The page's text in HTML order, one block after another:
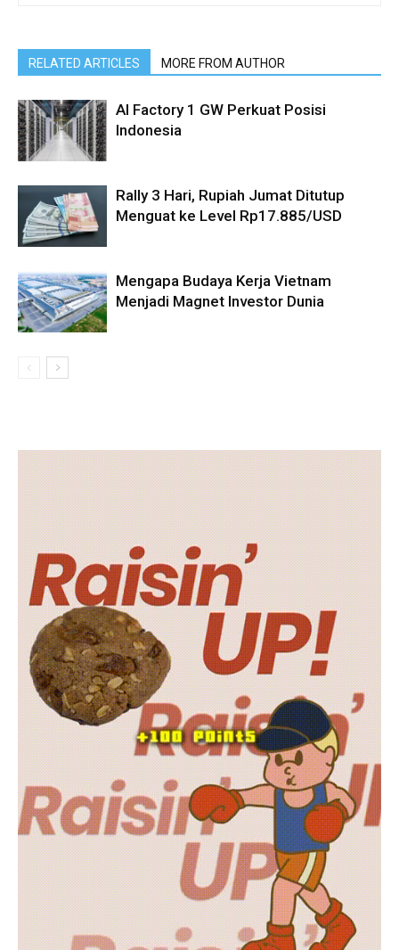
RELATED ARTICLES MORE FROM AUTHOR
AI Factory 1 GW Perkuat Posisi
Indonesia
Rally 3 Hari, Rupiah Jumat Ditutup
Menguat ke Level Rp17.885/USD
Mengapa Budaya Kerja Vietnam
Menjadi Magnet Investor Dunia